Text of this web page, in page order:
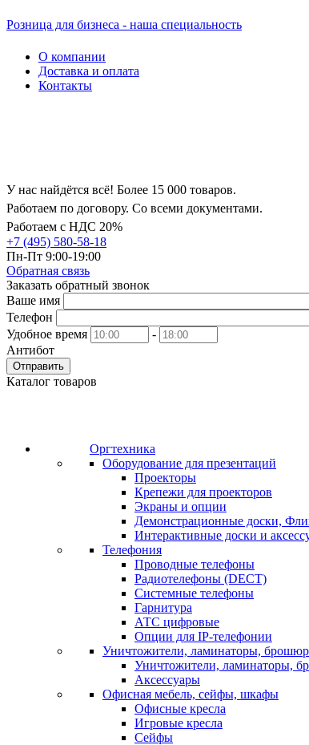
Розница для бизнеса - наша специальность
О компании
Доставка и оплата
Контакты
У нас найдётся всё! Более 15 000 товаров.
Работаем по договору. Со всеми документами.
Работаем с НДС 20%
+7 (495) 580-58-18
Пн-Пт 9:00-19:00
Обратная связь
Заказать обратный звонок
Ваше имя
Телефон
Удобное время
-
Антибот
Отправить
Каталог товаров
Оргтехника
Оборудование для презентаций
Проекторы
Крепежи для проекторов
Экраны и опции
Демонстрационные доски,
Интерактивные доски и
Телефония
Проводные телефоны
Радиотелефоны (DECT)
Системные телефоны
Гарнитура
АТС цифровые
Опции для IP-телефонии
Уничтожители, ламинаторы,
Уничтожители, ламинаторы,
Аксессуары
Офисная мебель, сейфы, шкафы
Офисные кресла
Игровые кресла
Сейфы